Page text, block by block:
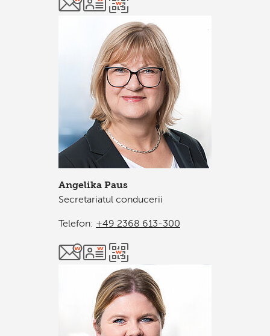
Angelika Paus
Secretariatul conducerii
Telefon: +49 2368 613-300